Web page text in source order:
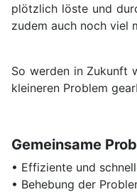
plötzlich löste und
zudem auch noch viel
So werden in Zukunft
kleineren Problem
Gemeinsame
• Effiziente und
• Behebung der